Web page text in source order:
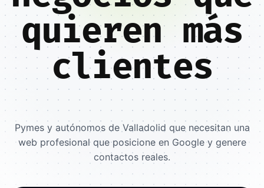
quieren más
clientes
Pymes y autónomos de Valladolid que necesitan una
web profesional que posicione en Google y genere
contactos reales.